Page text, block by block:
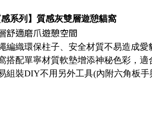
感系列】質感灰雙層遊憩貓窩
舒適磨爪遊憩空間
編織環保柱子、安全材質不易造成
搭配單寧材質軟墊增添神秘色彩，適
組裝DIY不用另外工具(內附六角板